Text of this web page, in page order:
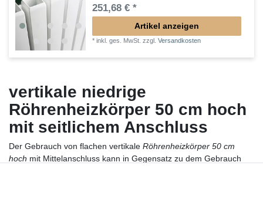
251,68 € *
Artikel anzeigen
*inkl. ges. MwSt. zzgl.Versandkosten
vertikale niedrige
Röhrenheizkörper 50 cm hoch
mit seitlichem Anschluss
Der Gebrauch von flachen vertikale Röhrenheizkörper 50 cm
hoch mit Mittelanschluss kann in Gegensatz zu dem Gebrauch